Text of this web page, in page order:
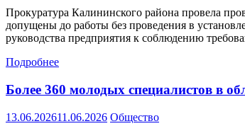
Прокуратура Калининского района провела
допущены до работы без проведения в
руководства предприятия к соблюдению
Подробнее
Более 360 молодых специалистов в
13.06.202611.06.2026 Общество